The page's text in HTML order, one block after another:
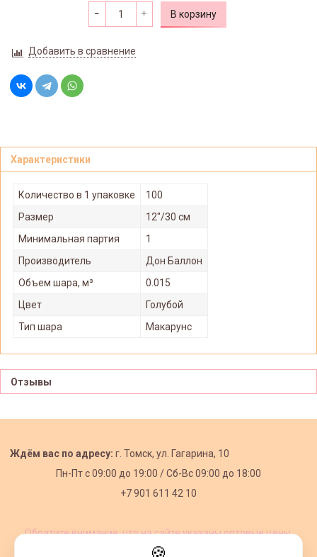
В корзину
Добавить в сравнение
Характеристики
Количество в 1 упаковке
100
Размер
12"/30 см
Минимальная партия
1
Производитель
Дон Баллон
Объем шара, м³
0.015
Цвет
Голубой
Тип шара
Макарунс
Отзывы
Ждём вас по адресу: г. Томск, ул. Гагарина, 10
Пн-Пт с09:00 до 19:00 /Сб-Вс 09:00 до 18:00
+7 901 611 42 10
Обратите внимание, что на сайте указаны оптовые цены,
🍪